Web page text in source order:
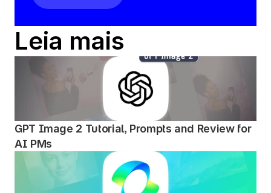
Leia mais
GPT Image 2 Tutorial, Prompts and Review for
AI PMs